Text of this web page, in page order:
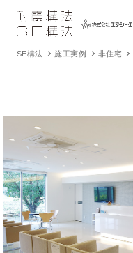
SE構法 施工実例 非住宅